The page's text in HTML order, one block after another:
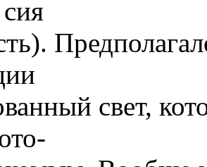
свет,